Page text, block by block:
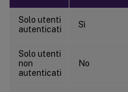
Solo utenti
autenticati
Sì
Solo utenti
non
autenticati
No